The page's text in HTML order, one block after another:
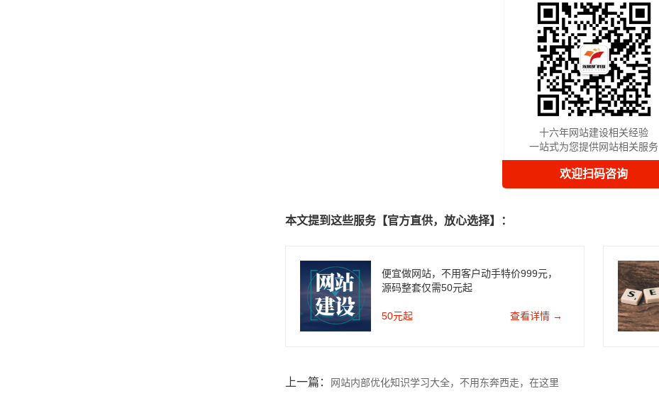
十六年网站建设相关经验
一站式为您提供网站相关服务
欢迎扫码咨询
本文提到这些服务【官方直供，放心选择】：
便宜做网站，不用客户动手特价999元，
源码整套仅需50元起
50元起 查看详情 →
上一篇： 网站内部优化知识学习大全，不用东奔西走，在这里